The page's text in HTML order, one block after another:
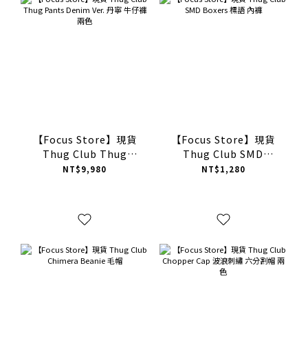
【Focus Store】現貨
Thug Club Thug
Pants Denim Ver. 丹寧
NT$9,980
【Focus Store】現貨
Thug Club SMD
Boxers 標語 內褲
NT$1,280